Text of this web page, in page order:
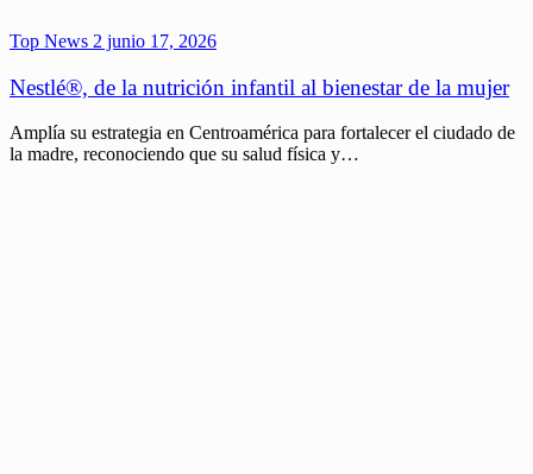
Top News 2 junio 17, 2026
Nestlé®, de la nutrición infantil al bienestar de la mujer
Amplía su estrategia en Centroamérica para fortalecer el ciudado de
la madre, reconociendo que su salud física y…